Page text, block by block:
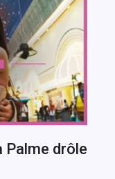
Palme drôle